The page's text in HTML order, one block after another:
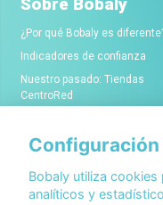
¿Por qué Bobaly es
Indicadores de confianza
Nuestro pasado: Tiendas
CentroRed
Comerciantes
Alta de tiendas online
Condiciones de alta
Configuración
Bobaly utiliza
analíticos y